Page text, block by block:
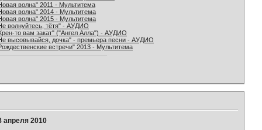
волна" 2011 - Мультитема
волна" 2014 - Мультитема
волна" 2015 - Мультитема
волнуйтесь, тётя" - АУДИО
то вам закат" ("Ангел Алла") - АУДИО
высовывайся, дочка" - премьера песни - АУДИО
встречи" 2013 - Мультитема
2010